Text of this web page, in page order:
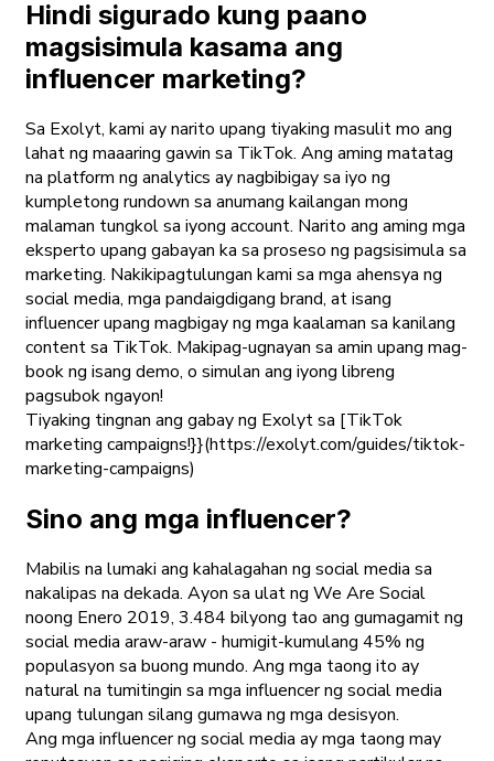
Hindi sigurado kung paano
magsisimula kasama ang
influencer marketing?
Sa Exolyt, kami ay narito upang tiyaking masulit mo ang
lahat ng maaaring gawin sa TikTok. Ang aming matatag
na platform ng analytics ay nagbibigay sa iyo ng
kumpletong rundown sa anumang kailangan mong
malaman tungkol sa iyong account. Narito ang aming mga
eksperto upang gabayan ka sa proseso ng pagsisimula sa
marketing. Nakikipagtulungan kami sa mga ahensya ng
social media, mga pandaigdigang brand, at isang
influencer upang magbigay ng mga kaalaman sa kanilang
content sa TikTok. Makipag-ugnayan sa amin upang mag-
book ng isang demo, o simulan ang iyong libreng
pagsubok ngayon!
Tiyaking tingnan ang gabay ng Exolyt sa [TikTok
marketing campaigns!}}(https://exolyt.com/guides/tiktok-
marketing-campaigns)
Sino ang mga influencer?
Mabilis na lumaki ang kahalagahan ng social media sa
nakalipas na dekada. Ayon sa ulat ng We Are Social
noong Enero 2019, 3.484 bilyong tao ang gumagamit ng
social media araw-araw - humigit-kumulang 45% ng
populasyon sa buong mundo. Ang mga taong ito ay
natural na tumitingin sa mga influencer ng social media
upang tulungan silang gumawa ng mga desisyon.
Ang mga influencer ng social media ay mga taong may